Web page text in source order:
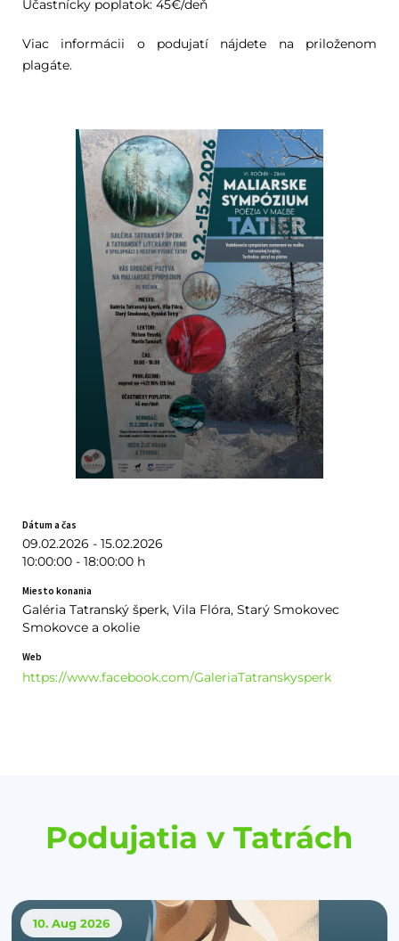
Účastnícky poplatok: 45€/deň
Viac informácii o podujatí nájdete na priloženom
plagáte.
Dátum a čas
09.02.2026 - 15.02.2026
10:00:00 - 18:00:00 h
Miesto konania
Galéria Tatranský šperk, Vila Flóra, Starý Smokovec
Smokovce a okolie
Web
https://www.facebook.com/GaleriaTatranskysperk
Podujatia v Tatrách
10. Aug 2026